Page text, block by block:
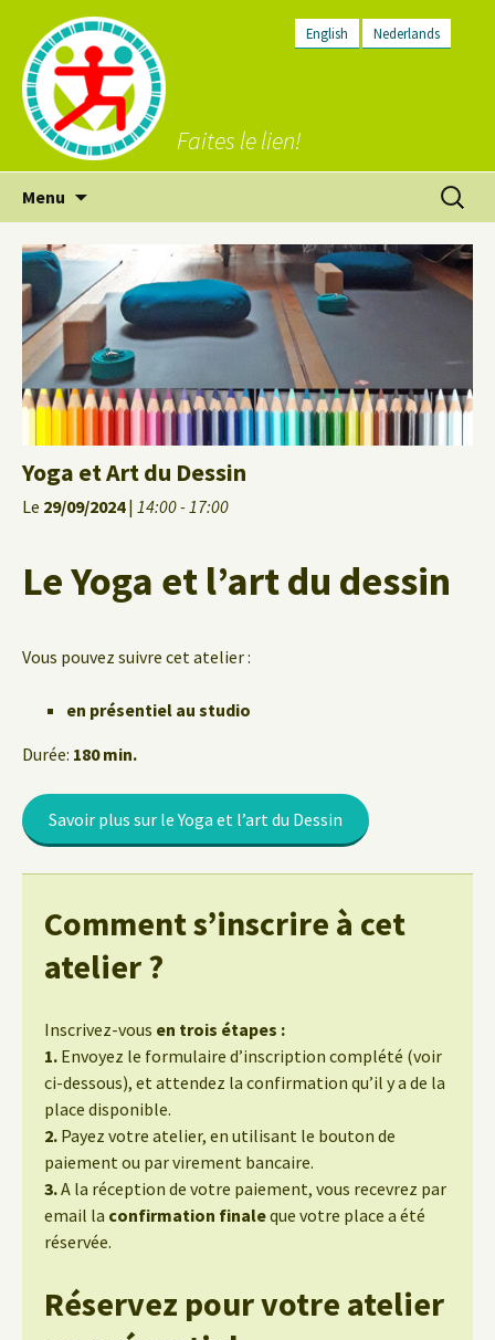
English Nederlands
Faites le lien!
Menu
Yoga et Art du Dessin
Le 29/09/2024| 14:00 - 17:00
Le Yoga et l’art du dessin
Vous pouvez suivre cet atelier :
en présentiel au studio
Durée: 180 min.
Savoir plus sur le Yoga et l’art du Dessin
Comment s’inscrire à cet
atelier ?
Inscrivez-vous en trois étapes :
1. Envoyez le formulaire d’inscription complété (voir
ci-dessous), et attendez la confirmation qu’il y a de la
place disponible.
2. Payez votre atelier, en utilisant le bouton de
paiement ou par virement bancaire.
3.A la réception de votre paiement, vous recevrez par
email la confirmation finaleque votre place a été
réservée.
Réservez pour votre atelier